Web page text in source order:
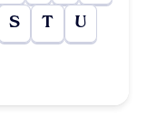
S T U